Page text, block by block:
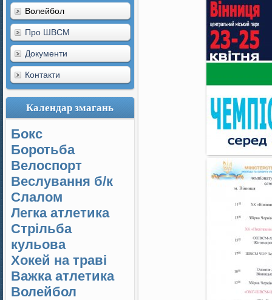
Волейбол
Про ШВСМ
Документи
Контакти
Календар змагань
Бокс
Боротьба
Велоспорт
Веслування б/к
Cлалом
Легка атлетика
Стрільба
кульова
Хокей на траві
Важка атлетика
Волейбол